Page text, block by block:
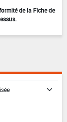
de la Fiche de